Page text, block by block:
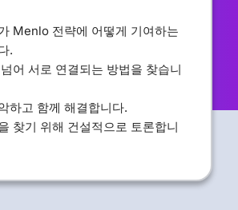
Menlo 전략에 어떻게 기여하는
.
어 서로 연결되는 방법을 찾습니
하고 함께 해결합니다.
찾기 위해 건설적으로 토론합니